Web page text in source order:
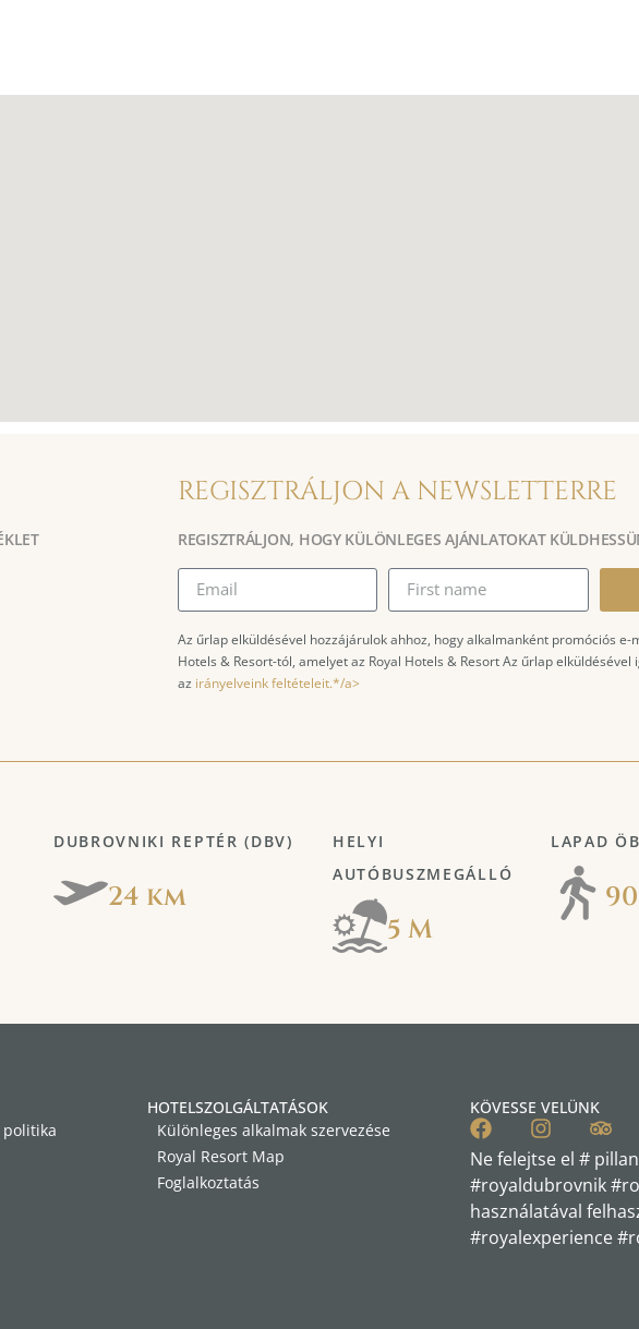
REGISZTRÁLJON A NEWSLETTERRE
REGISZTRÁLJON, HOGY KÜLÖNLEGES AJÁNLATOKAT
Az űrlap elküldésével hozzájárulok ahhoz, hogy alkalmanként promóciós e-
Hotels & Resort-tól, amelyet az Royal Hotels & Resort Az űrlap
az irányelveink feltételeit.*/a>
DUBROVNIKI REPTÉR (DBV)
24 km
HELYI
AUTÓBUSZMEGÁLLÓ
5 M
LAPAD
politika
HOTELSZOLGÁLTATÁSOK
Különleges alkalmak szervezése
Royal Resort Map
Foglalkoztatás
KÖVESSE VELÜNK
Ne felejtse el #
#royaldubrovnik
használatával
#royalexperience